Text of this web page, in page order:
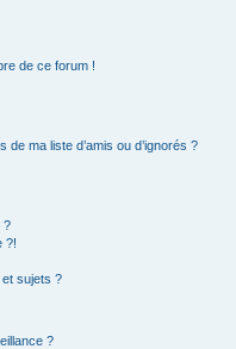
de ce forum !
ma liste d’amis ou d’ignorés ?
?
?!
sujets ?
?